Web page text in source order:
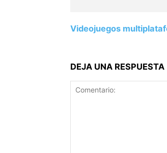
Videojuegos
DEJA UNA RESPUESTA